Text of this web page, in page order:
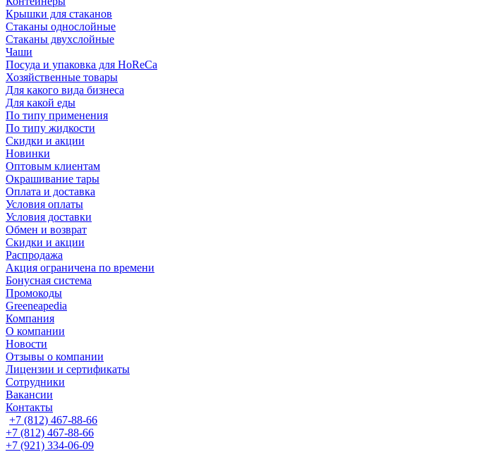
Крышки для стаканов
Стаканы однослойные
Стаканы двухслойные
Чаши
Посуда и упаковка для HoReCa
Хозяйственные товары
Для какого вида бизнеса
Для какой еды
По типу применения
По типу жидкости
Скидки и акции
Новинки
Оптовым клиентам
Окрашивание тары
Оплата и доставка
Условия оплаты
Условия доставки
Обмен и возврат
Скидки и акции
Распродажа
Акция ограничена по времени
Бонусная система
Промокоды
Greeneapedia
Компания
О компании
Новости
Отзывы о компании
Лицензии и сертификаты
Сотрудники
Вакансии
Контакты
+7 (812) 467-88-66
+7 (812) 467-88-66
+7 (921) 334-06-09